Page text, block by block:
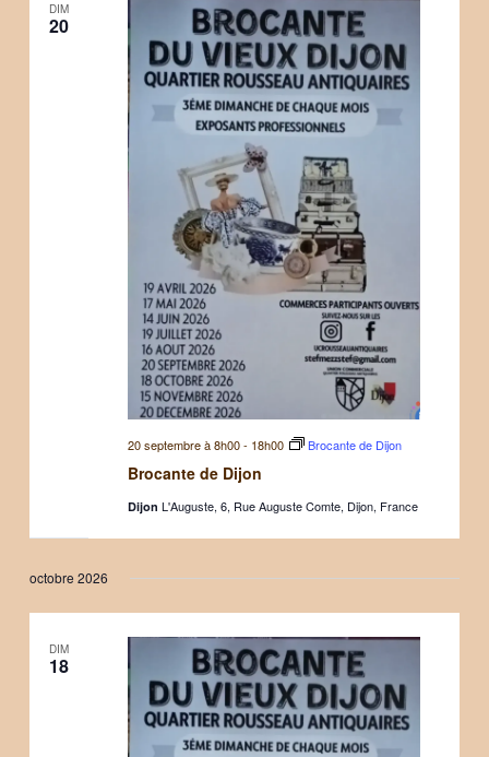
DIM
20
Brocante de Dijon
20 septembre à 8h00- 18h00 Brocante de Dijon
Dijon L'Auguste, 6, Rue Auguste Comte, Dijon, France
octobre 2026
DIM
18